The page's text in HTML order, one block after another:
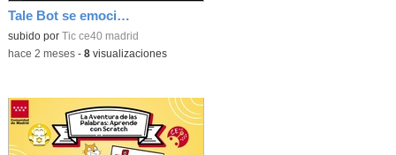
Tale Bot se emociona
subido por Tic ce40 madrid
-hace 2 meses- 8visualizaciones